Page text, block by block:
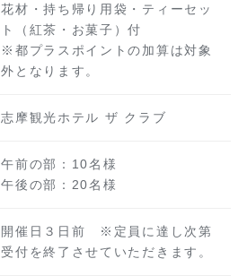
花材・持ち帰り用袋・ティーセッ
ト（紅茶・お菓子）付
※都プラスポイントの加算は対象
外となります。
志摩観光ホテル ザ クラブ
午前の部：10名様
午後の部：20名様
開催日３日前 ※定員に達し次第
受付を終了させていただきます。